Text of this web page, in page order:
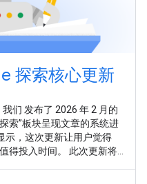
探索核心更新
们 发布了 2026 年 2 月的
索”板块呈现文章的系统进
示，这次更新让用户觉得
得投入时间。 此次更新将